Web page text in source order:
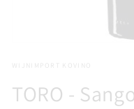
openen
modaal
WIJNIMPORT KOVINO
TORO -